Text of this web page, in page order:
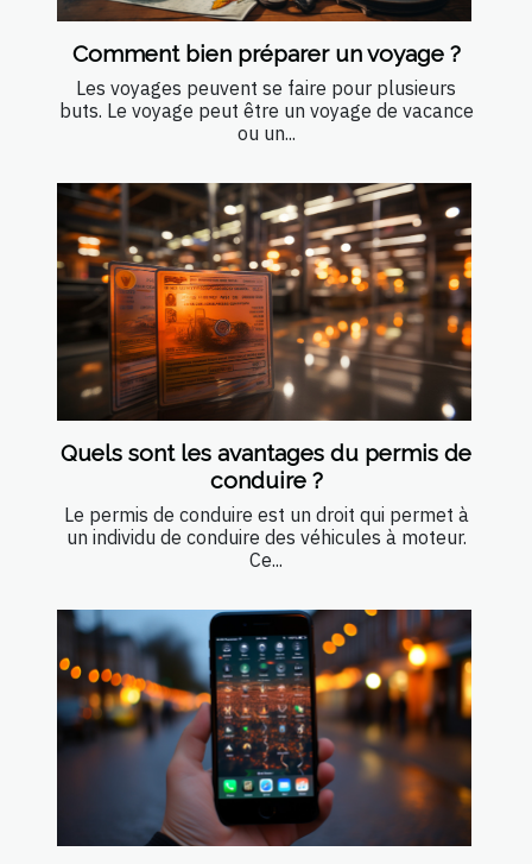
Comment bien préparer un voyage ?
Les voyages peuvent se faire pour plusieurs
buts. Le voyage peut être un voyage de vacance
ou un...
Quels sont les avantages du permis de
conduire ?
Le permis de conduire est un droit qui permet à
un individu de conduire des véhicules à moteur.
Ce...